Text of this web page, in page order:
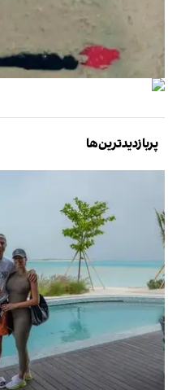
پربازدیدترین‌ها